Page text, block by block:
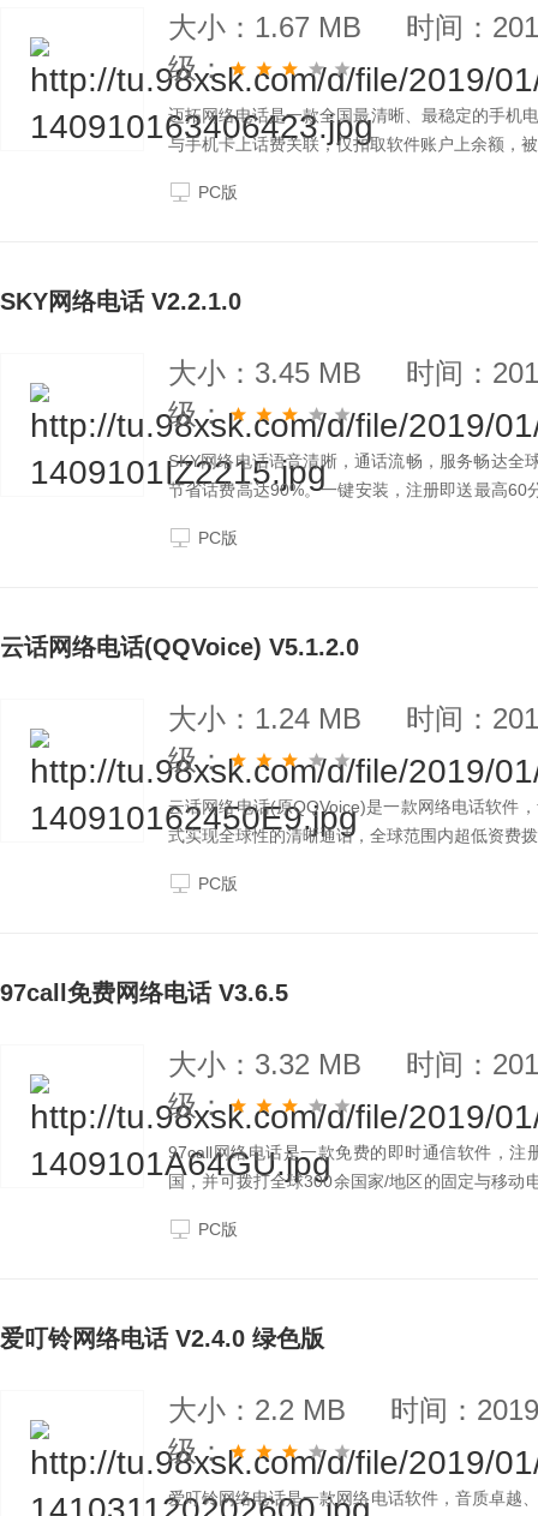
大小：1.67 MB
时间：
级：
迈拓网络电话是一款全国最清晰、最稳定的手机
与手机卡上话费关联，仅扣取软件账户上余额，
PC版
SKY网络电话 V2.2.1.0
大小：3.45 MB
时间：
级：
SKY网络电话语音清晰，通话流畅，服务畅达全
节省话费高达90%。一键安装，注册即送最高
PC版
云话网络电话(QQVoice) V5.1.2.0
大小：1.24 MB
时间：
级：
云话网络电话(原QQVoice)是一款网络电话软件
式实现全球性的清晰通话，全球范围内超低资费
PC版
97call免费网络电话 V3.6.5
大小：3.32 MB
时间：
级：
97call网络电话是一款免费的即时通信软件，
国，并可拨打全球300余国家/地区的固定与移动
PC版
爱叮铃网络电话 V2.4.0 绿色版
大小：2.2 MB
时间：
级：
爱叮铃网络电话是一款网络电话软件，音质卓越